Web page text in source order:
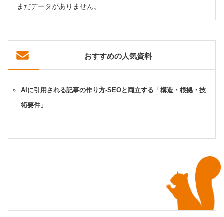
まだデータがありません。
おすすめの人気資料
AIに引用される記事の作り方-SEOと両立する「構造・根拠・技
術要件」